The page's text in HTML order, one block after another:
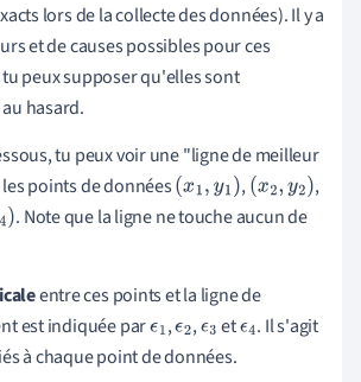
lors de la collecte des données). Il y a
et de causes possibles pour ces
peux supposer qu'elles sont
hasard.
tu peux voir une "ligne de meilleur
points de données(x1,y1) ,(x2,y2)
,
. Note que la ligne ne touche aucun de
entre ces points et la ligne de
est indiquée parϵ1,ϵ2,ϵ3etϵ4. Il s'agit
à chaque point de données.